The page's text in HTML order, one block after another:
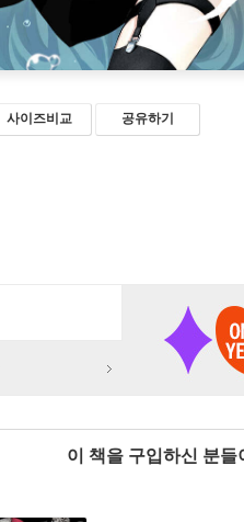
사이즈비교 공유하기
이 책을 구입하신 분